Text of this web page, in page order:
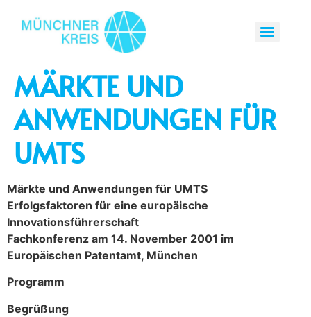
MÄRKTE UND
ANWENDUNGEN FÜR
UMTS
Märkte und Anwendungen für UMTS
Erfolgsfaktoren für eine europäische
Innovationsführerschaft
Fachkonferenz am 14. November 2001 im
Europäischen Patentamt, München
Programm
Begrüßung